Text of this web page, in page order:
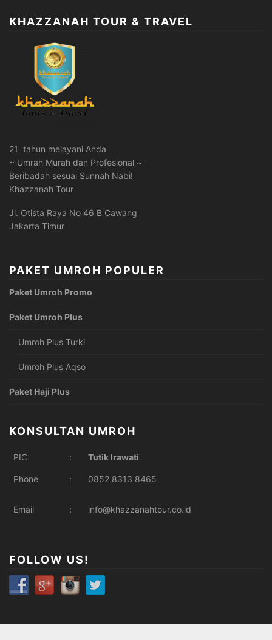
KHAZZANAH TOUR & TRAVEL
21 tahun melayani Anda
~ Umrah Murah dan Profesional ~
Beribadah sesuai Sunnah Nabi!
Khazzanah Tour
Jl. Otista Raya No 46 B Cawang
Jakarta Timur
PAKET UMROH POPULER
Paket Umroh Promo
Paket Umroh Plus
Umroh Plus Turki
Umroh Plus Aqso
Paket Haji Plus
KONSULTAN UMROH
PIC : Tutik Irawati
Phone : 0852 8313 8465
Email : info@khazzanahtour.co.id
FOLLOW US!